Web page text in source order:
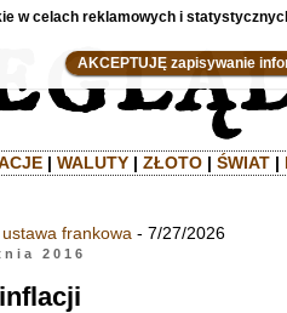
| WALUTY| ZŁOTO| ŚWIAT|
frankowa - 7/27/2026
2016
w celach reklamowych i
AKCEPTUJĘ zapisywanie